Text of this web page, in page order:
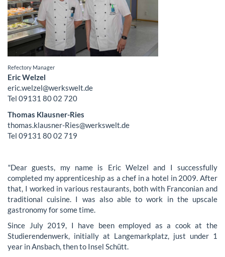
Refectory Manager
Eric Welzel
eric.welzel@werkswelt.de
Tel 09131 80 02 720
Thomas Klausner-Ries
thomas.klausner-Ries@werkswelt.de
Tel 09131 80 02 719
"Dear guests, my name is Eric Welzel and I successfully
completed my apprenticeship as a chef in a hotel in 2009. After
that, I worked in various restaurants, both with Franconian and
traditional cuisine. I was also able to work in the upscale
gastronomy for some time.
Since July 2019, I have been employed as a cook at the
Studierendenwerk, initially at Langemarkplatz, just under 1
year in Ansbach, then to Insel Schütt.